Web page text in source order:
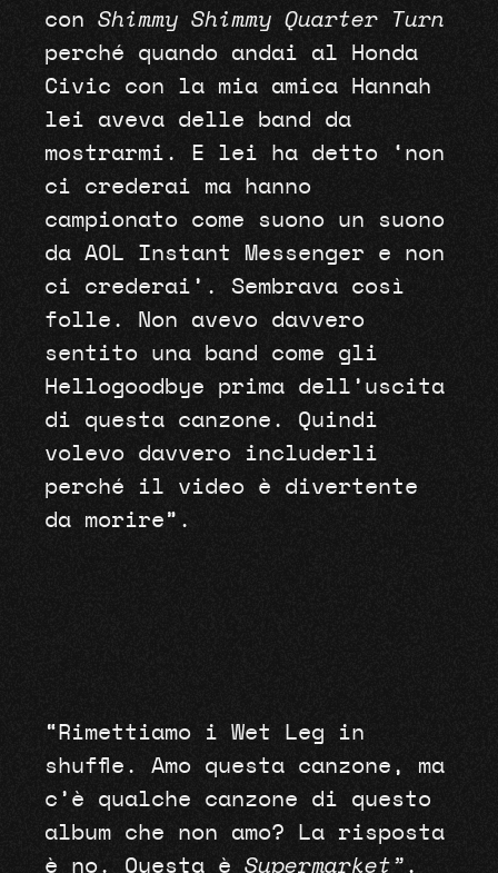
con Shimmy Shimmy Quarter Turn
perché quando andai al Honda
Civic con la mia amica Hannah
lei aveva delle band da
mostrarmi. E lei ha detto ‘non
ci crederai ma hanno
campionato come suono un suono
da AOL Instant Messenger e non
ci crederai’. Sembrava così
folle. Non avevo davvero
sentito una band come gli
Hellogoodbye prima dell’uscita
di questa canzone. Quindi
volevo davvero includerli
perché il video è divertente
da morire”.
“Rimettiamo i Wet Leg in
shuffle. Amo questa canzone, ma
c’è qualche canzone di questo
album che non amo? La risposta
è no. Questa è Supermarket” .